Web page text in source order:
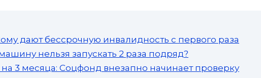
дают бессрочную инвалидность с первого раза
нельзя запускать 2 раза подряд?
на 3 месяца: Соцфонд внезапно начинает проверку